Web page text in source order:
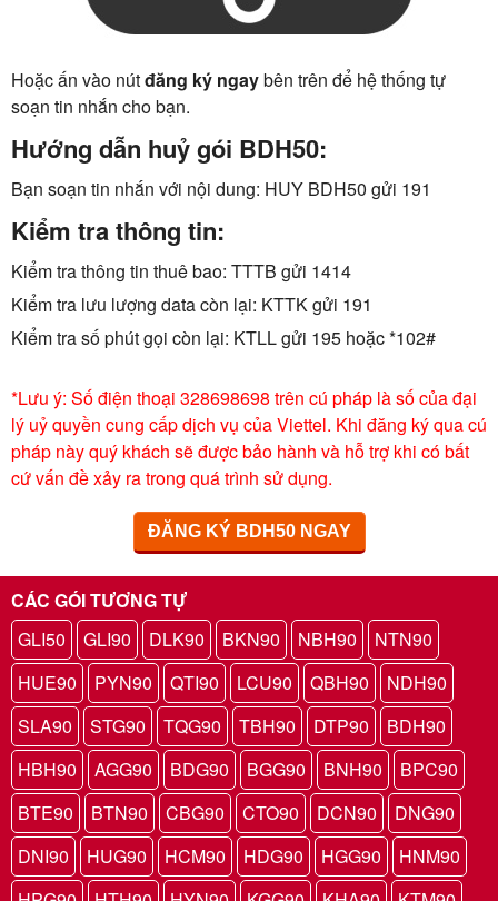
Hoặc ấn vào nútđăng ký ngaybên trên để hệ thống tự
soạn tin nhắn cho bạn.
Hướng dẫn huỷ gói BDH50:
Bạn soạn tin nhắn với nội dung: HUY BDH50 gửi 191
Kiểm tra thông tin:
Kiểm tra thông tin thuê bao: TTTB gửi 1414
Kiểm tra lưu lượng data còn lại: KTTK gửi 191
Kiểm tra số phút gọi còn lại: KTLL gửi 195 hoặc *102#
*Lưu ý: Số điện thoại 328698698 trên cú pháp là số của đại
lý uỷ quyền cung cấp dịch vụ của Viettel. Khi đăng ký qua cú
pháp này quý khách sẽ được bảo hành và hỗ trợ khi có bất
cứ vấn đề xảy ra trong quá trình sử dụng.
ĐĂNG KÝ BDH50 NGAY
CÁC GÓI TƯƠNG TỰ
GLI50
GLI90 DLK90 BKN90 NBH90
NTN90
HUE90
PYN90 QTI90 LCU90 QBH90
NDH90
SLA90
STG90 TQG90 TBH90 DTP90
BDH90
HBH90
AGG90 BDG90 BGG90 BNH90
BPC90
BTE90
BTN90 CBG90 CTO90 DCN90
DNG90
DNI90
HUG90 HCM90 HDG90 HGG90
HNM90